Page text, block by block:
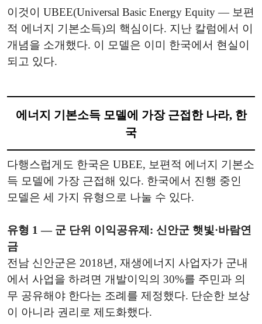
이것이 UBEE(Universal Basic Energy Equity — 보편
적 에너지 기본소득)의 핵심이다. 지난 칼럼에서 이
개념을 소개했다. 이 모델은 이미 한국에서 현실이
되고 있다.
에너지 기본소득 모델에 가장 근접한 나라, 한
국
다행스럽게도 한국은 UBEE, 보편적 에너지 기본소
득 모델에 가장 근접해 있다. 한국에서 진행 중인
모델은 세 가지 유형으로 나눌 수 있다.
유형 1 — 군 단위 이익공유제: 신안군 햇빛·바람연
금
전남 신안군은 2018년, 재생에너지 사업자가 군내
에서 사업을 하려면 개발이익의 30%를 주민과 의
무 공유해야 한다는 조례를 제정했다. 단순한 보상
이 아니라 권리로 제도화했다.